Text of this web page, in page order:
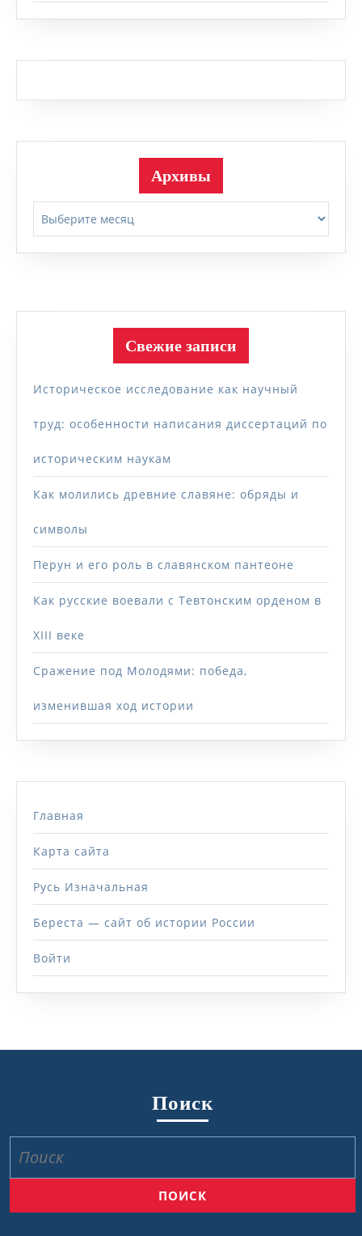
Архивы
Свежие записи
Историческое исследование как научный
труд: особенности написания диссертаций по
историческим наукам
Как молились древние славяне: обряды и
символы
Перун и его роль в славянском пантеоне
Как русские воевали с Тевтонским орденом в
XIII веке
Сражение под Молодями: победа,
изменившая ход истории
Главная
Карта сайта
Русь Изначальная
Береста — сайт об истории России
Войти
Поиск